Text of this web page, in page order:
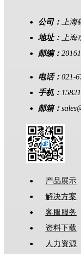
公司：
上
地址：
上
邮编：
电话： 021-
手机：
邮箱：
产品展示
解决方案
客服服务
资料下载
人力资源